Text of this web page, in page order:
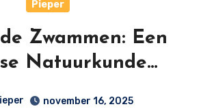
Pieper
Zwammen: Een
Natuurkunde
november 16, 2025